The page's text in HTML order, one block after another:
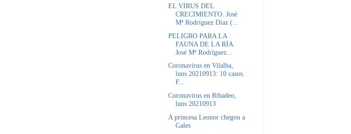
EL VIRUS DEL
CRECIMIENTO. José
Mª Rodríguez Díaz (...
PELIGRO PARA LA
FAUNA DE LA RÍA.
José Mª Rodríguez...
Coronavirus en Vilalba,
luns 20210913: 10 casos.
F...
Coronavirus en Ribadeo,
luns 20210913
A princesa Leonor chegou a
Gales